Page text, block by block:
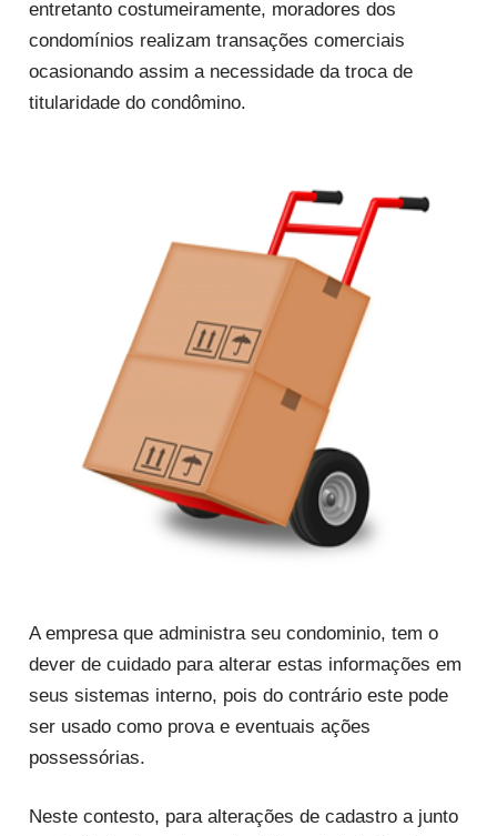
entretanto costumeiramente, moradores dos
condomínios realizam transações comerciais
ocasionando assim a necessidade da troca de
titularidade do condômino.
A empresa que administra seu condominio, tem o
dever de cuidado para alterar estas informações em
seus sistemas interno, pois do contrário este pode
ser usado como prova e eventuais ações
possessórias.
Neste contesto, para alterações de cadastro a junto